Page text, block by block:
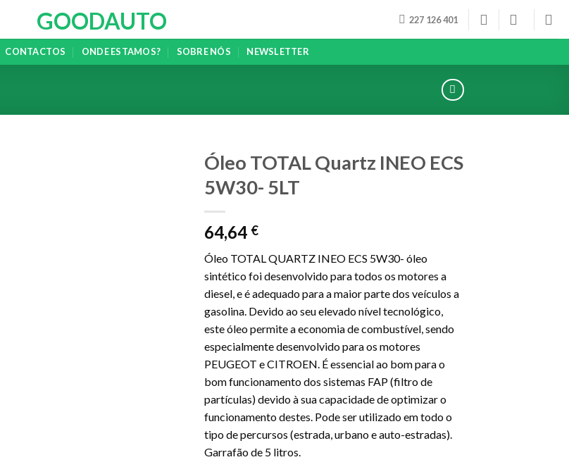
227 126 401
CONTACTOS ONDE ESTAMOS? SOBRE NÓS NEWSLETTER
Óleo TOTAL Quartz INEO ECS
5W30- 5LT
64,64 €
Óleo TOTAL QUARTZ INEO ECS 5W30- óleo
sintético foi desenvolvido para todos os motores a
diesel, e é adequado para a maior parte dos veículos a
gasolina. Devido ao seu elevado nível tecnológico,
este óleo permite a economia de combustível, sendo
especialmente desenvolvido para os motores
PEUGEOT e CITROEN. É essencial ao bom para o
bom funcionamento dos sistemas FAP (filtro de
partículas) devido à sua capacidade de optimizar o
funcionamento destes. Pode ser utilizado em todo o
tipo de percursos (estrada, urbano e auto-estradas).
Garrafão de 5 litros.